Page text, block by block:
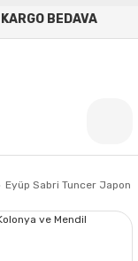
BEDAVA
Eyüp Sabri Tuncer Japon